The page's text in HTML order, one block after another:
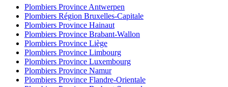
Plombiers Province Antwerpen
Plombiers Région Bruxelles-Capitale
Plombiers Province Hainaut
Plombiers Province Brabant-Wallon
Plombiers Province Liège
Plombiers Province Limbourg
Plombiers Province Luxembourg
Plombiers Province Namur
Plombiers Province Flandre-Orientale